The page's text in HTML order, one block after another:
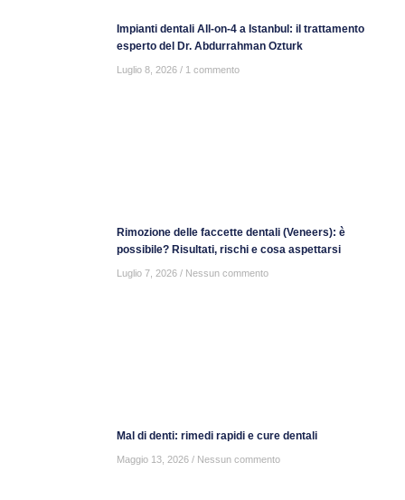
Impianti dentali All-on-4 a Istanbul: il trattamento
esperto del Dr. Abdurrahman Ozturk
Luglio 8, 2026 1 commento
Rimozione delle faccette dentali (Veneers): è
possibile? Risultati, rischi e cosa aspettarsi
Luglio 7, 2026 Nessun commento
Mal di denti: rimedi rapidi e cure dentali
Maggio 13, 2026 Nessun commento